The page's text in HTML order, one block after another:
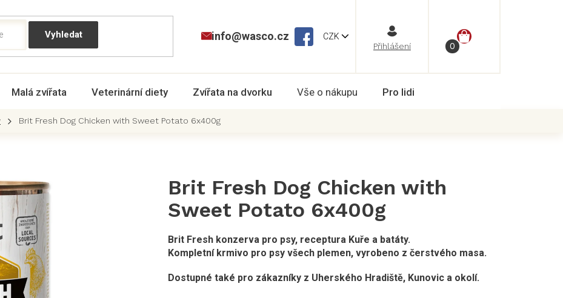
CZK
NÁKUPNÍ
info@wasco.cz
Malá zvířata Veterinární diety Zvířata na dvorku Vše o nákupu Pro lidi
Brit Fresh Dog Chicken with Sweet Potato 6x400g
Brit Fresh konzerva pro psy, receptura Kuře a batáty.
Kompletní krmivo pro psy všech plemen, vyrobeno z čerstvého masa.
Dostupné také pro zákazníky z Uherského Hradiště, Kunovic a okolí.
Brit Fresh Dog Chicken with
Sweet Potato 6x400g